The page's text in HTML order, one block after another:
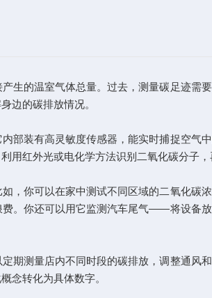
的温室气体总量。过去，测量碳足迹需
边的碳排放情况。
装有高灵敏度传感器，能实时捕捉空气
红外光或电化学方法识别二氧化碳分子
你可以在家中测试不同区域的二氧化碳
。你还可以用它监测汽车尾气——将设备
测量店内不同时段的碳排放，调整通风
念转化为具体数字。